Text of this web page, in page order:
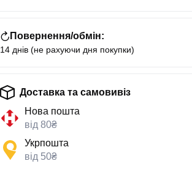
Повернення/обмін:
14 днів (не рахуючи дня покупки)
Доставка та самовивіз
Нова пошта
від 80₴
Укрпошта
від 50₴